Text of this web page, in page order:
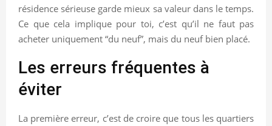
résidence sérieuse garde mieux sa valeur dans le temps.
Ce que cela implique pour toi, c’est qu’il ne faut pas
acheter uniquement “du neuf”, mais du neuf bien placé.
Les erreurs fréquentes à
éviter
La première erreur, c’est de croire que tous les quartiers